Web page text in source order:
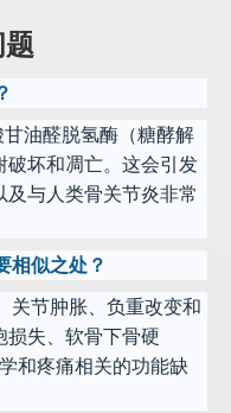
题
油醛脱氢酶（糖酵解
破坏和凋亡。这会引发
与人类骨关节炎非常
相似之处？
关节肿胀、负重改变和
损失、软骨下骨硬
和疼痛相关的功能缺